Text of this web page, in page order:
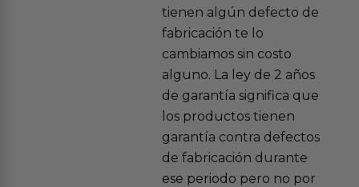
tienen algún defecto de
fabricación te lo
cambiamos sin costo
alguno. La ley de 2 años
de garantía significa que
los productos tienen
garantía contra defectos
de fabricación durante
ese periodo pero no por